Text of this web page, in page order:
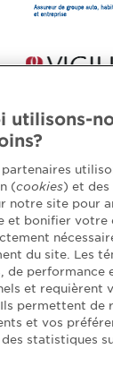
bureau 800,
Faites appel à
de l’Ordre
>
utilisons-
(cookies) et des
notre site pour
et bonifier votre
du site. Les
de performance
et requièrent
permettent de
et vos
statistiques